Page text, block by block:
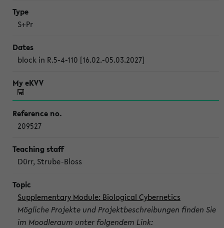
S+Pr
block in R.5-4-110 [16.02.-05.03.2027]
209527
Dürr, Strube-Bloss
Supplementary Module: Biological Cybernetics
Mögliche Projekte und Projektbeschreibungen finden Sie
im Moodleraum unter folgendem Link: